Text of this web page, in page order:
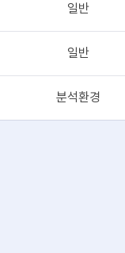
일반
일반
분석환경